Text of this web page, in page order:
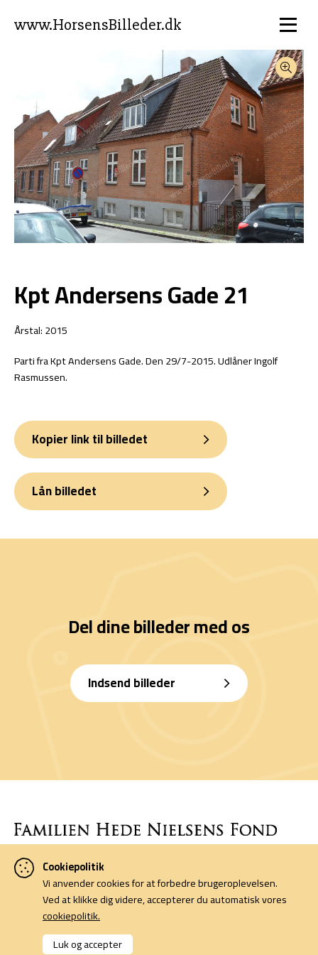
www.HorsensBilleder.dk
Kpt Andersens Gade 21
Årstal: 2015
Parti fra Kpt Andersens Gade. Den 29/7-2015. Udlåner Ingolf
Rasmussen.
Kopier link til billedet
Lån billedet
Del dine billeder med os
Indsend billeder
Denne side er finansieret af Familien Hede Nielsens Fond og drives
af foreningen Horsens Billeders Venner.
Cookiepolitik
Kontakt
Cookiepolitik
Vi anvender cookies for at forbedre brugeroplevelsen.
Ved at klikke dig videre, accepterer du automatisk vores
cookiepolitik.
Luk og accepter